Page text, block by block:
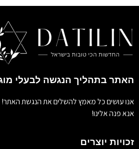
האתר בתהליך הנגשה לבעלי
אנו עושים כל מאמץ להשלים את הנגשת
אנא פנה אלינו!
זכויות יוצרים